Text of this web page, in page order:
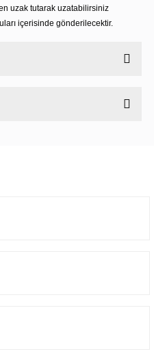
uzak tutarak uzatabilirsiniz
içerisinde gönderilecektir.